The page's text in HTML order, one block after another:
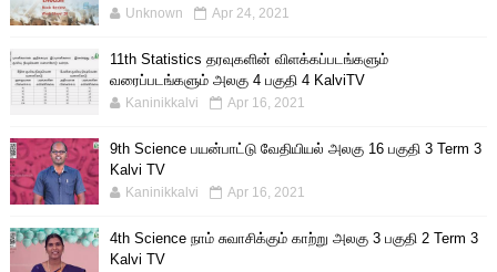
Unknown Apr 24, 2021
11th Statistics தரவுகளின் விளக்கப்படங்களும்
வரைப்படங்களும் அலகு 4 பகுதி 4 KalviTV
Kaninikkalvi Apr 16, 2021
9th Science பயன்பாட்டு வேதியியல் அலகு 16 பகுதி 3 Term 3
Kalvi TV
Kaninikkalvi Apr 16, 2021
4th Science நாம் சுவாசிக்கும் காற்று அலகு 3 பகுதி 2 Term 3
Kalvi TV